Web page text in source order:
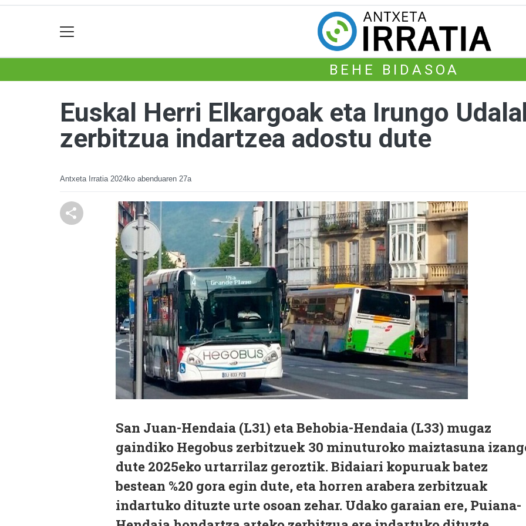
BEHE BIDASOA
Euskal Herri Elkargoak eta Irungo
zerbitzua indartzea adostu dute
Antxeta Irratia 2024ko abenduaren 27a
San Juan-Hendaia (L31) eta Behobia-Hendaia (L33) mugaz
gaindiko Hegobus zerbitzuek 30 minuturoko maiztasuna
dute 2025eko urtarrilaz geroztik. Bidaiari kopuruak batez
bestean %20 gora egin dute, eta horren arabera zerbitzuak
indartuko dituzte urte osoan zehar. Udako garaian ere, Puiana-